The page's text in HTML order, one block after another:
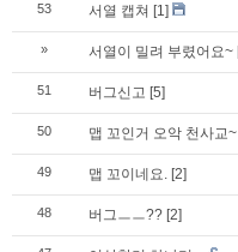
53 서열 캡쳐 [1]
» 서열이 밀려 부렸어요~
51 버그신고 [5]
50 맵 꼬인거 오악 천사교~
49 맵 꼬이네요. [2]
48 버그ㅡㅡ?? [2]